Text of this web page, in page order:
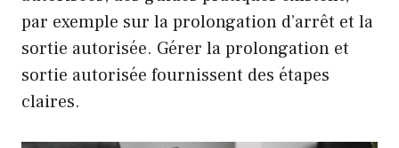
par exemple sur la prolongation d’arrêt et la
sortie autorisée. Gérer la prolongation et
sortie autorisée fournissent des étapes
claires.